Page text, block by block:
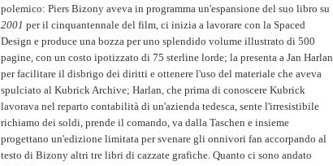
polemico: Piers Bizony aveva in programma un'espansione del suo libro su
2001 per il cinquantennale del film, ci inizia a lavorare con la Spaced
Design e produce una bozza per uno splendido volume illustrato di 500
pagine, con un costo ipotizzato di 75 sterline lorde; la presenta a Jan Harlan
per facilitare il disbrigo dei diritti e ottenere l'uso del materiale che aveva
spulciato al Kubrick Archive; Harlan, che prima di conoscere Kubrick
lavorava nel reparto contabilità di un'azienda tedesca, sente l'irresistibile
richiamo dei soldi, prende il comando, va dalla Taschen e insieme
progettano un'edizione limitata per svenare gli onnivori fan accorpando al
testo di Bizony altri tre libri di cazzate grafiche. Quanto ci sono andato